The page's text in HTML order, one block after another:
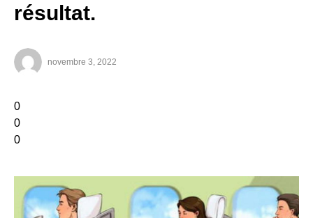
résultat.
novembre 3, 2022
0
0
0